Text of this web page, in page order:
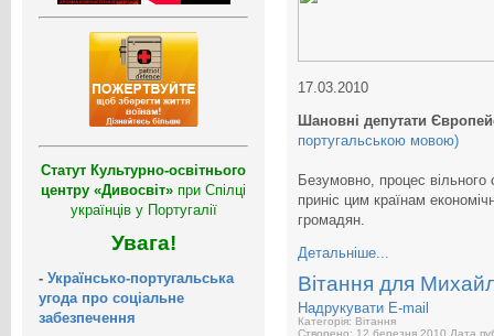
Статут Культурно-освітнього
центру «Дивосвіт» при Спілці
українців у Португалії
Увага!
- Українсько-португальська
угода про соціальне
забезпечення
17.03.2010
Шановні депутати
португальською мовою)
Безумовно, процес вільного
приніс цим країнам
громадян.
Детальніше...
Вітання для
Надрукувати E-mail
Категорія: Вітання
Створено: 12 березня 2010 Дата